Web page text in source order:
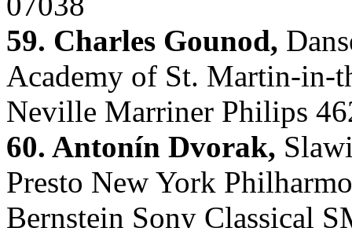
59. Charles Gounod,
Academy of St. Martin-in-
Neville Marriner Philips
60. Antonín Dvorak,
Presto New York
Bernstein Sony Classical